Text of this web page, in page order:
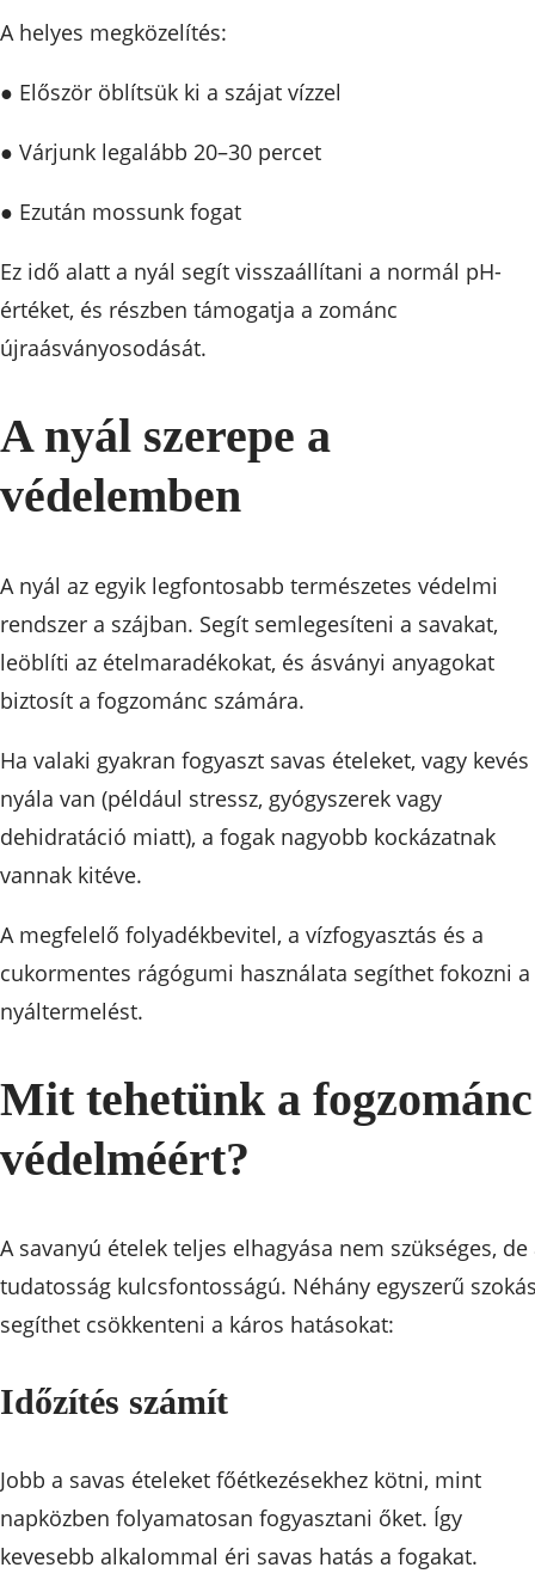
A helyes megközelítés:
● Először öblítsük ki a szájat vízzel
● Várjunk legalább 20–30 percet
● Ezután mossunk fogat
Ez idő alatt a nyál segít visszaállítani a normál pH-
értéket, és részben támogatja a zománc
újraásványosodását.
A nyál szerepe a
védelemben
A nyál az egyik legfontosabb természetes védelmi
rendszer a szájban. Segít semlegesíteni a savakat,
leöblíti az ételmaradékokat, és ásványi anyagokat
biztosít a fogzománc számára.
Ha valaki gyakran fogyaszt savas ételeket, vagy kevés
nyála van (például stressz, gyógyszerek vagy
dehidratáció miatt), a fogak nagyobb kockázatnak
vannak kitéve.
A megfelelő folyadékbevitel, a vízfogyasztás és a
cukormentes rágógumi használata segíthet fokozni a
nyáltermelést.
Mit tehetünk a fogzománc
védelméért?
A savanyú ételek teljes elhagyása nem szükséges, de
tudatosság kulcsfontosságú. Néhány egyszerű
segíthet csökkenteni a káros hatásokat:
Időzítés számít
Jobb a savas ételeket főétkezésekhez kötni, mint
napközben folyamatosan fogyasztani őket. Így
kevesebb alkalommal éri savas hatás a fogakat.